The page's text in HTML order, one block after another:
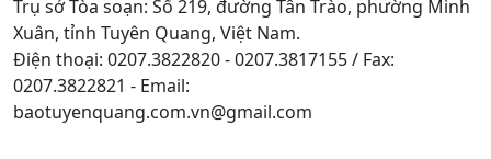
Trụ sở Tòa soạn: Số 219, đường Tân Trào, phường Minh
Xuân, tỉnh Tuyên Quang, Việt Nam.
Điện thoại: 0207.3822820 - 0207.3817155 / Fax:
0207.3822821 - Email:
baotuyenquang.com.vn@gmail.com